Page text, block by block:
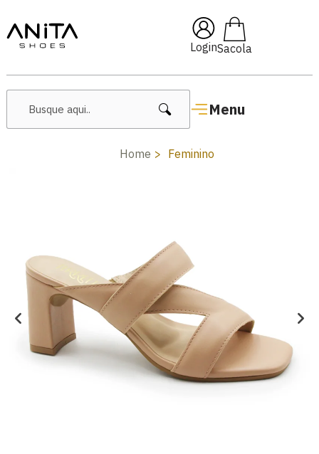
Login
Menu
🔥 Lançamentos Femininos
Home Feminino